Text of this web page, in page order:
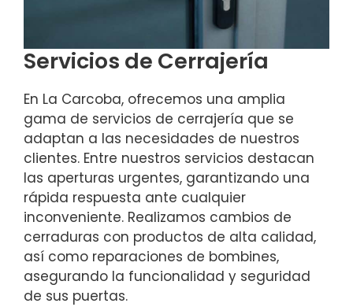
Servicios de Cerrajería
En La Carcoba, ofrecemos una amplia
gama de servicios de cerrajería que se
adaptan a las necesidades de nuestros
clientes. Entre nuestros servicios destacan
las aperturas urgentes, garantizando una
rápida respuesta ante cualquier
inconveniente. Realizamos cambios de
cerraduras con productos de alta calidad,
así como reparaciones de bombines,
asegurando la funcionalidad y seguridad
de sus puertas.